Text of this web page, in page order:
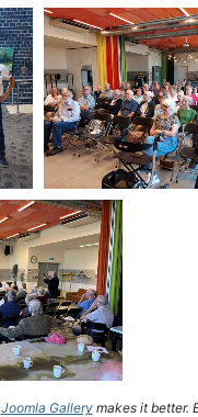
Joomla Gallerymakes it better.